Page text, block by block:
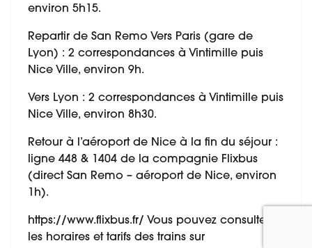
environ 5h15.
Repartir de San Remo Vers Paris (gare de
Lyon) : 2 correspondances à Vintimille puis
Nice Ville, environ 9h.
Vers Lyon : 2 correspondances à Vintimille puis
Nice Ville, environ 8h30.
Retour à l’aéroport de Nice à la fin du séjour :
ligne 448 & 1404 de la compagnie Flixbus
(direct San Remo – aéroport de Nice, environ
1h).
https://www.flixbus.fr/ Vous pouvez consulter
les horaires et tarifs des trains sur